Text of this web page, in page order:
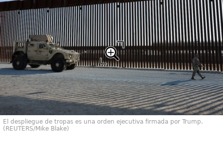
El despliegue de tropas es una orden ejecutiva firmada por Trump.
(REUTERS/Mike Blake)